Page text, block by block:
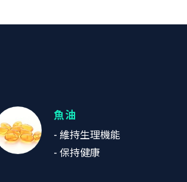
魚油
- 維持生理機能
- 保持健康